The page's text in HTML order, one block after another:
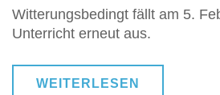
Witterungsbedingt fällt am 5.
Unterricht erneut aus.
WEITERLESEN